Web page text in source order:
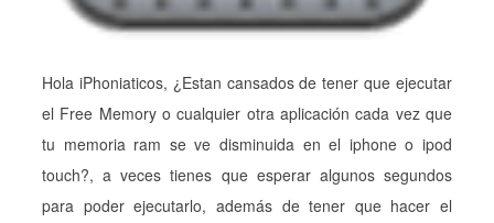
Hola iPhoniaticos, ¿Estan cansados de tener que ejecutar
el Free Memory o cualquier otra aplicación cada vez que
tu memoria ram se ve disminuida en el iphone o ipod
touch?, a veces tienes que esperar algunos segundos
para poder ejecutarlo, además de tener que hacer el